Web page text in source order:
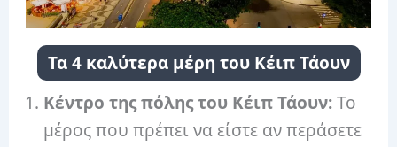
Τα 4 καλύτερα μέρη του Κέιπ Τάουν
Κέντρο της πόλης του Κέιπ Τάουν:Το
μέρος που πρέπει να είστε αν περάσετε